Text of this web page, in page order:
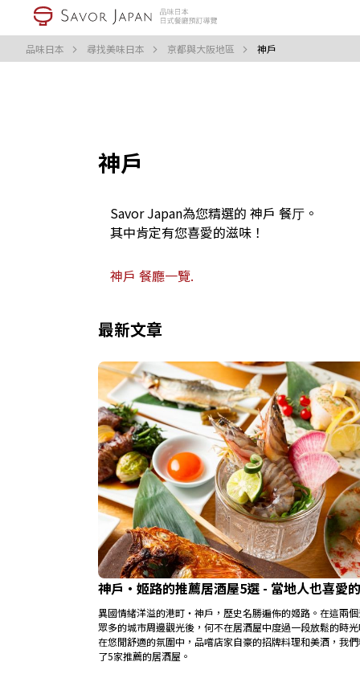
品味日本 尋找美味日本 京都與大阪地區 神戶
神戶
Savor Japan為您精選的 神戶 餐厅。
其中肯定有您喜愛的滋味！
神戶 餐廳一覽.
最新文章
神戶・姬路的推薦居酒屋5選 - 當地人也喜愛
異國情緒洋溢的港町・神戶，歷史名勝遍佈的姬路。在這兩
眾多的城市周邊觀光後，何不在居酒屋中度過一段放鬆的時
在悠閒舒適的氛圍中，品嚐店家自豪的招牌料理和美酒，我
了5家推薦的居酒屋。